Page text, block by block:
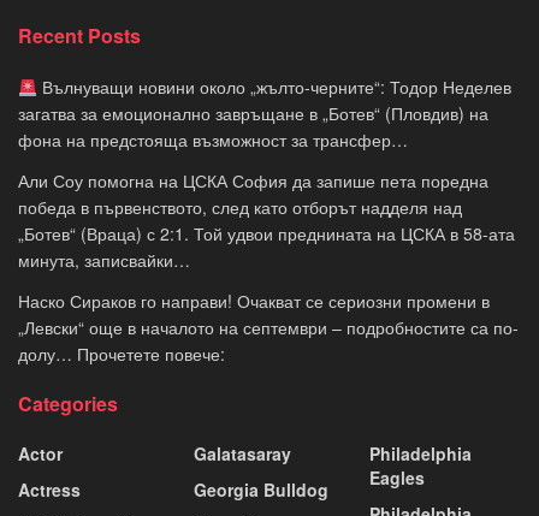
Recent Posts
Вълнуващи новини около „жълто-черните“: Тодор Неделев
загатва за емоционално завръщане в „Ботев“ (Пловдив) на
фона на предстояща възможност за трансфер…
Али Соу помогна на ЦСКА София да запише пета поредна
победа в първенството, след като отборът надделя над
„Ботев“ (Враца) с 2:1. Той удвои преднината на ЦСКА в 58-ата
минута, записвайки…
Наско Сираков го направи! Очакват се сериозни промени в
„Левски“ още в началото на септември – подробностите са по-
долу… Прочетете повече:
Categories
Actor
Actress
Galatasaray
Georgia Bulldog
Philadelphia
Eagles